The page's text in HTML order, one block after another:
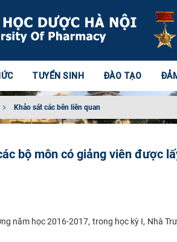
TUYỂN SINH ĐÀO TẠO
Khảo sát các bên liên quan
bộ môn có giảng viên được
năm học 2016-2017, trong học kỳ I, Nhà